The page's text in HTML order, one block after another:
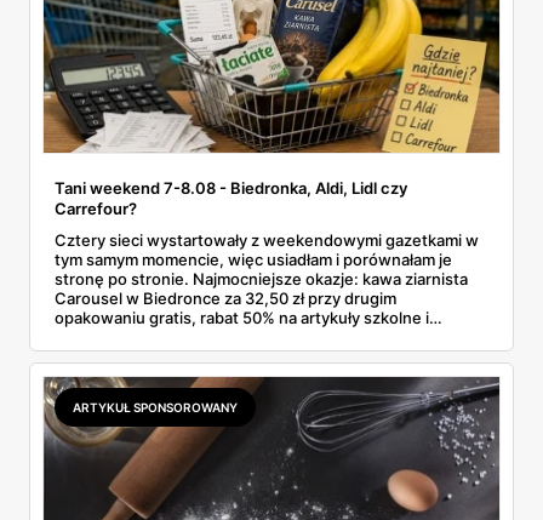
Tani weekend 7-8.08 - Biedronka, Aldi, Lidl czy
Carrefour?
Cztery sieci wystartowały z weekendowymi gazetkami w
tym samym momencie, więc usiadłam i porównałam je
stronę po stronie. Najmocniejsze okazje: kawa ziarnista
Carousel w Biedronce za 32,50 zł przy drugim
opakowaniu gratis, rabat 50% na artykuły szkolne i
2,99 zł za kilogram, ale wyłącznie w sobotę z aplikacją. Aldi
odpowiada masłem za 2,99 zł. Werdykt w skrócie:
najwięcej wyciśniesz z Biedronki, po świeże warzywa jedź
do Aldi.
ARTYKUŁ SPONSOROWANY